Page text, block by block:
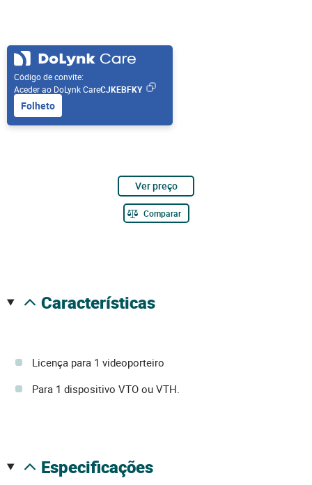
Código de convite:
Aceder ao DoLynk CareCJKEBFKY
Folheto
Ver preço
Comparar
características
Licença para 1 videoporteiro
Para 1 dispositivo VTO ou VTH.
especificações